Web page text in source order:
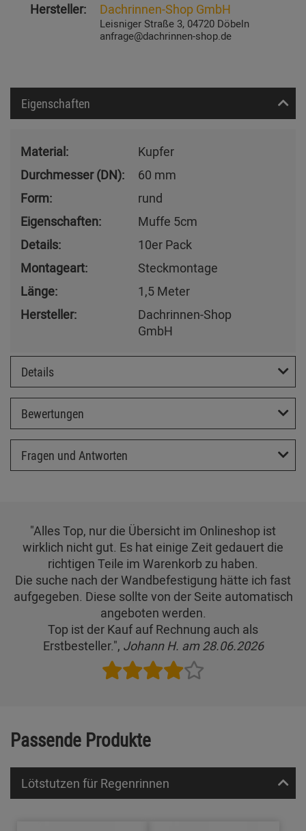
Hersteller: Dachrinnen-Shop GmbH
Leisniger Straße 3, 04720 Döbeln
anfrage@dachrinnen-shop.de
Eigenschaften
Material:
Kupfer
Durchmesser (DN):
60 mm
Form:
rund
Eigenschaften:
Muffe 5cm
Details:
10er Pack
Montageart:
Steckmontage
Länge:
1,5 Meter
Hersteller:
Dachrinnen-Shop
GmbH
Details
Bewertungen
Fragen und Antworten
"Alles Top, nur die Übersicht im Onlineshop ist
wirklich nicht gut. Es hat einige Zeit gedauert die
richtigen Teile im Warenkorb zu haben.
Die suche nach der Wandbefestigung hätte ich fast
aufgegeben. Diese sollte von der Seite automatisch
angeboten werden.
Top ist der Kauf auf Rechnung auch als
Erstbesteller.", Johann H. am 28.06.2026
Passende Produkte
Lötstutzen für Regenrinnen